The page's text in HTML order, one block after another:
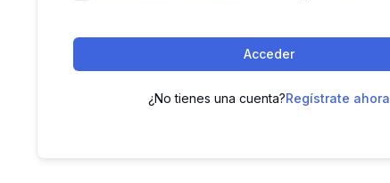
Acceder
¿No tienes una cuenta?Regístrate ahora